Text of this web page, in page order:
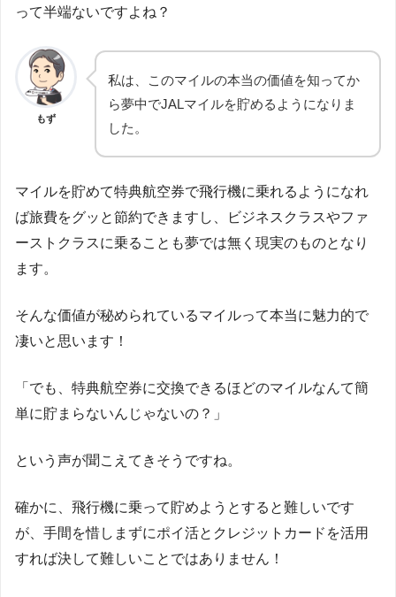
って半端ないですよね？
もず
私は、このマイルの本当の価値を知ってか
ら夢中でJALマイルを貯めるようになりま
した。
マイルを貯めて特典航空券で飛行機に乗れるようになれ
ば旅費をグッと節約できますし、ビジネスクラスやファ
ーストクラスに乗ることも夢では無く現実のものとなり
ます。
そんな価値が秘められているマイルって本当に魅力的で
凄いと思います！
「でも、特典航空券に交換できるほどのマイルなんて簡
単に貯まらないんじゃないの？」
という声が聞こえてきそうですね。
確かに、飛行機に乗って貯めようとすると難しいです
が、手間を惜しまずにポイ活とクレジットカードを活用
すれば決して難しいことではありません！